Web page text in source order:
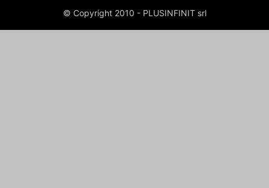
© Copyright 2010 - PLUSINFINIT srl